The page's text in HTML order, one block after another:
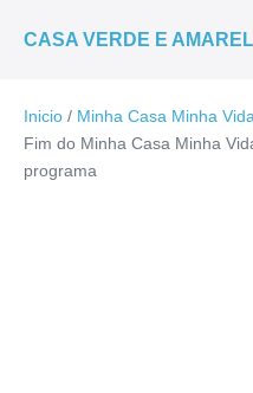
para
conteúdo
CASA VERDE E
Inicio / Minha Casa Minha Vida
Fim do Minha Casa Minha
programa